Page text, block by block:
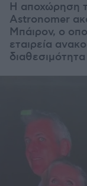
Η αποχώρηση
Astronomer
Μπάιρον, ο
εταιρεία
διαθεσιμότητα